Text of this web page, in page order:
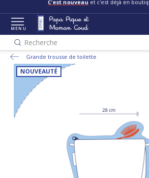
C'est nouveau et c'est déjà en
MENU
Recherche
Grande trousse de toilette
NOUVEAUTÉ